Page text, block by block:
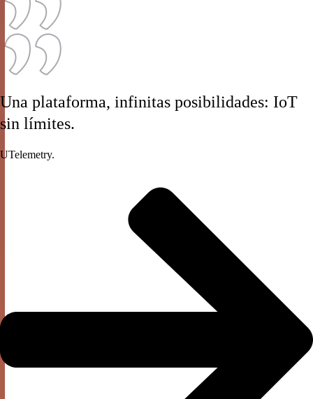
Una plataforma, infinitas posibilidades: IoT
sin límites.
UTelemetry.